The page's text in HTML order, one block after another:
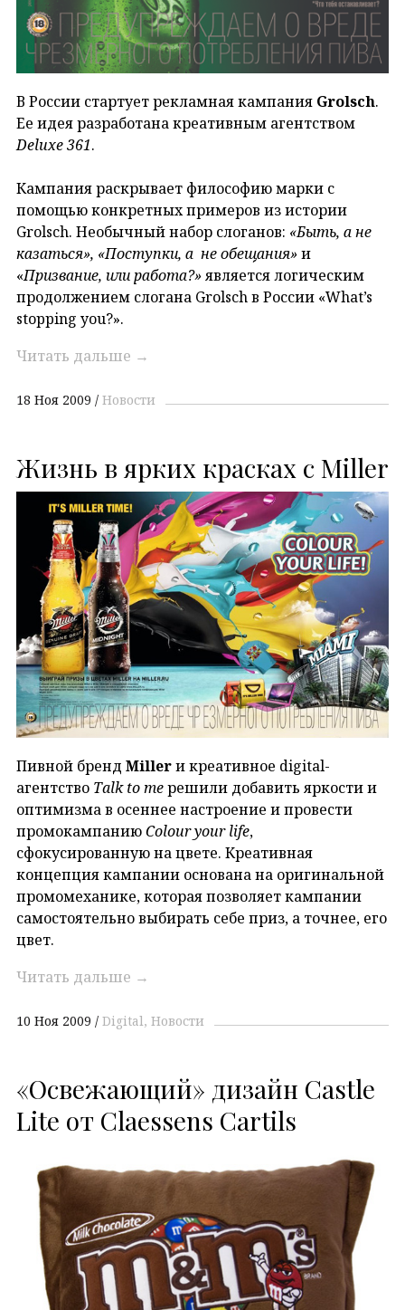
В России стартует рекламная кампания Grolsch.
Ее идея разработана креативным агентством
Deluxe 361.
Кампания раскрывает философию марки с
помощью конкретных примеров из истории
Grolsch. Необычный набор слоганов: «Быть, а не
казаться», «Поступки, а не обещания»и
«Призвание, или работа?» является логическим
продолжением слогана Grolsch в России «What’s
stopping you?».
Читать дальше →
18 Ноя 2009 Новости
Жизнь в ярких красках с Miller
Пивной бренд Millerи креативное digital-
агентство Talk to meрешили добавить яркости и
оптимизма в осеннее настроение и провести
промокампаниюColour your life,
сфокусированную на цвете. Креативная
концепция кампании основана на оригинальной
промомеханике, которая позволяет кампании
самостоятельно выбирать себе приз, а точнее, его
цвет.
Читать дальше →
10 Ноя 2009 Digital Новости
«Освежающий» дизайн Castle
Lite от Claessens Cartils